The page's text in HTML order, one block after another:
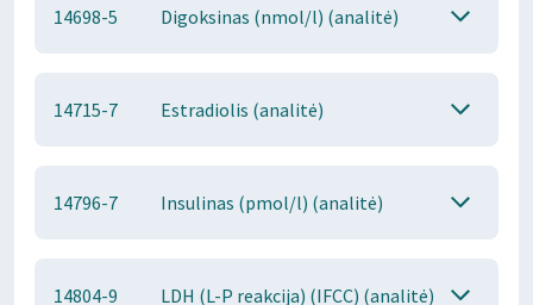
14698-5 Digoksinas (nmol/l) (analitė)
14715-7 Estradiolis (analitė)
14796-7 Insulinas (pmol/l) (analitė)
14804-9 LDH (L-P reakcija) (IFCC) (analitė)